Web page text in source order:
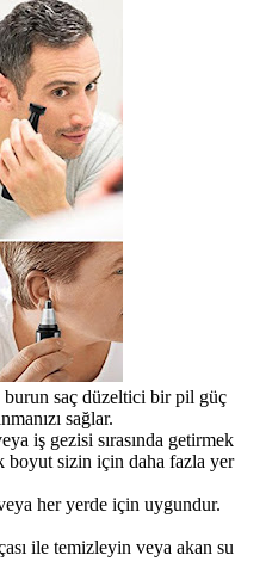
burun saç düzeltici bir pil güç
sağlar.
iş gezisi sırasında getirmek
boyut sizin için daha fazla yer
her yerde için uygundur.
ile temizleyin veya akan su